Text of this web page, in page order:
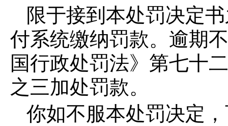
限于接到本处罚决定
付系统缴纳罚款。逾期
国行政处罚法》第七十
之三加处罚款。
你如不服本处罚决定